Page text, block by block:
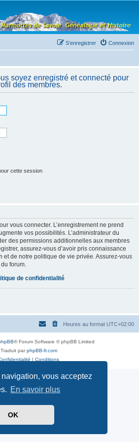
vous acceptez
En savoir plus
OK
Connexion
S’enregistrer
soyez enregistré et connecté pour
des membres.
cette session
vous connecter. L’enregistrement ne prend
vos possibilités. L’administrateur du
des permissions additionnelles aux membres
assurez-vous d’avoir pris connaissance
et de notre politique de vie privée. Assurez-vous
forum.
de confidentialité
Heures au format UTC+02:00
® Forum Software © phpBB Limited
Traduit parphpBB-fr.com
| Conditions